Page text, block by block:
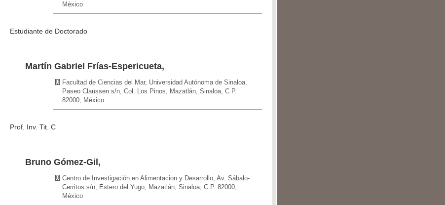
México
Estudiante de Doctorado
Martín Gabriel Frías-Espericueta,
Facultad de Ciencias del Mar, Universidad Autónoma de Sinaloa,
Paseo Claussen s/n, Col. Los Pinos, Mazatlán, Sinaloa, C.P.
82000, México
Prof. Inv. Tit. C
Bruno Gómez-Gil,
Centro de Investigación en Alimentacion y Desarrollo, Av. Sábalo-
Cerritos s/n, Estero del Yugo, Mazatlán, Sinaloa, C.P. 82000,
México